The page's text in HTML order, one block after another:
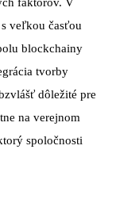
veľkou časťou
blockchainy
tvorby
dôležité pre
na verejnom
spoločnosti